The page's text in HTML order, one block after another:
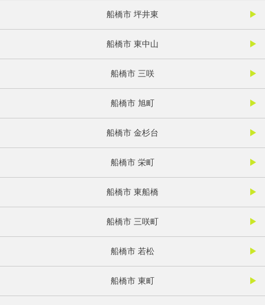
船橋市 坪井東
船橋市 東中山
船橋市 三咲
船橋市 旭町
船橋市 金杉台
船橋市 栄町
船橋市 東船橋
船橋市 三咲町
船橋市 若松
船橋市 東町